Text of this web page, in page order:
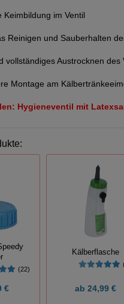
Keimbildung im Ventil
Reinigen und Sauberhalten
vollständiges Austrocknen
Montage am
Hygieneventil mit
(22)
€
Kälberflasche
ab 24,99 €